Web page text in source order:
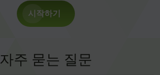
시작하기
자주 묻는 질문